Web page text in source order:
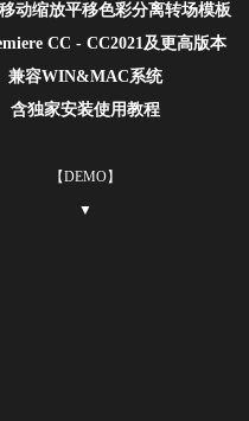
动缩放平移色彩分离转场模板
CC - CC2021及更高版本
兼容WIN&MAC系统
含独家安装使用教程
【DEMO】
▼